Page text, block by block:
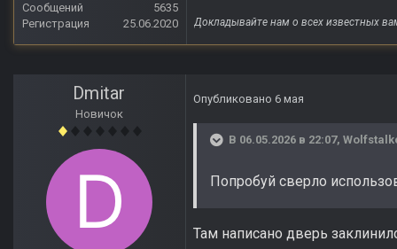
Сообщений
5635
Регистрация
25.06.2020 Докладывайте нам о всех известных
Dmitar
Новичок
Опубликовано 6 мая
В 06.05.2026 в 22:07,
Попробуй сверло
Там написано дверь